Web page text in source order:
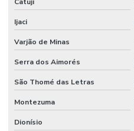
Ijaci
Varjão de Minas
Serra dos Aimorés
São Thomé das Letras
Montezuma
Dionísio